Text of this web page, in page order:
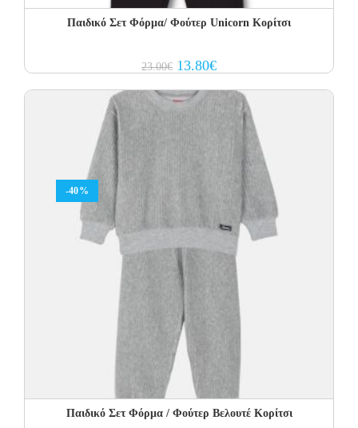
Παιδικό Σετ Φόρμα/ Φούτερ Unicorn Κορίτσι
23.00€ Original
price
23.00€.
13.80€Current
price
13.80€.
-40%
Παιδικό Σετ Φόρμα / Φούτερ Βελουτέ Κορίτσι